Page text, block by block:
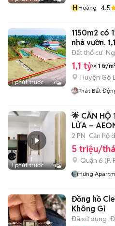
HHoàng 4.5
1 phút trước 7
1150m2 có
nhà vườn.
Đất thổ cư
1,1 tỷ < 1 tr/
Huyện Gò
Phát Bất
1 phút trước 4
🌟 CĂN HỘ
LỬA –
2 PN Căn hộ
5 triệu/
Quận 6 (P.
Hưng
Đồng hồ
Không Gỉ
Đã sử dụng